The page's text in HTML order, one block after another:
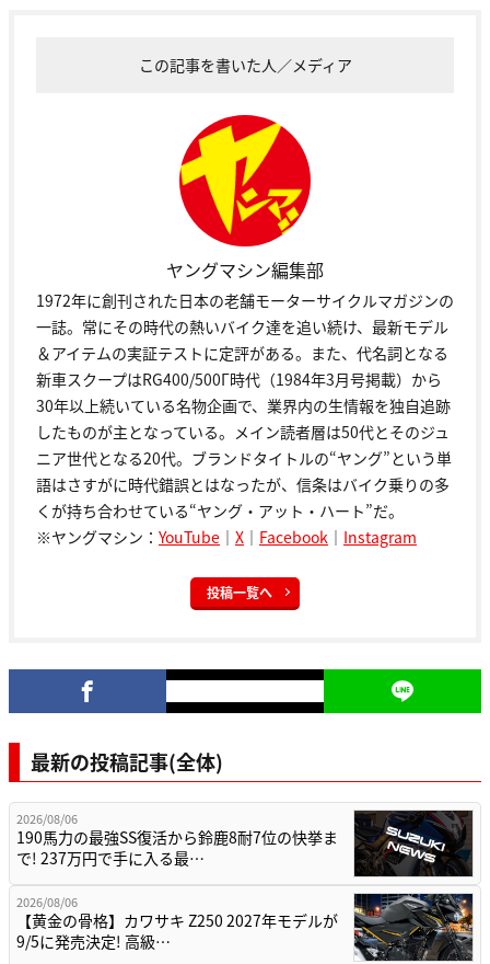
この記事を書いた人／メディア
ヤングマシン編集部
1972年に創刊された日本の老舗モーターサイクルマガジンの
一誌。常にその時代の熱いバイク達を追い続け、最新モデル
＆アイテムの実証テストに定評がある。また、代名詞となる
新車スクープはRG400/500Γ時代（1984年3月号掲載）から
30年以上続いている名物企画で、業界内の生情報を独自追跡
したものが主となっている。メイン読者層は50代とそのジュ
ニア世代となる20代。ブランドタイトルの“ヤング”という単
語はさすがに時代錯誤とはなったが、信条はバイク乗りの多
くが持ち合わせている“ヤング・アット・ハート”だ。
※ヤングマシン： YouTube ｜ X ｜ Facebook ｜ Instagram
投稿一覧へ
最新の投稿記事(全体)
2026/08/06
190馬力の最強SS復活から鈴鹿8耐7位の快挙ま
で! 237万円で手に入る最…
2026/08/06
【黄金の骨格】カワサキ Z250 2027年モデルが
9/5に発売決定! 高級…